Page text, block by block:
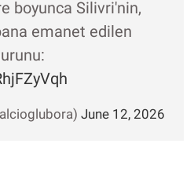
boyunca Silivri'nin,
emanet edilen
June 12, 2026